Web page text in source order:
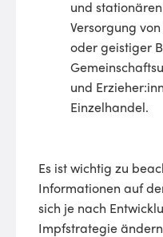
und
Versorgung
oder geistiger
und
Einzelhandel.
Es ist wichtig zu
Informationen auf
sich je nach
Impfstrategie